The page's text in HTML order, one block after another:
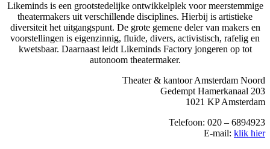
Likeminds is een grootstedelijke ontwikkelplek voor meerstemmige
theatermakers uit verschillende disciplines. Hierbij is artistieke
diversiteit het uitgangspunt. De grote gemene deler van makers en
voorstellingen is eigenzinnig, fluïde, divers, activistisch, rafelig en
kwetsbaar. Daarnaast leidt Likeminds Factory jongeren op tot
autonoom theatermaker.
Theater & kantoor Amsterdam Noord
Gedempt Hamerkanaal 203
1021 KP Amsterdam
Telefoon: 020 – 6894923
E-mail: klik hier